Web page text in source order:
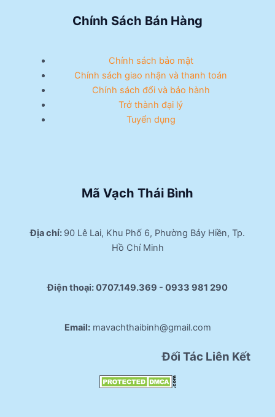
Chính Sách Bán Hàng
Chính sách bảo mật
Chính sách giao nhận và thanh toán
Chính sách đổi và bảo hành
Trở thành đại lý
Tuyển dụng
Mã Vạch Thái Bình
Địa chỉ: 90 Lê Lai, Khu Phố 6, Phường Bảy Hiền, Tp.
Hồ Chí Minh
Điện thoại:0707.149.369 - 0933 981 290​
Email:mavachthaibinh@gmail.com
Đối Tác Liên Kết